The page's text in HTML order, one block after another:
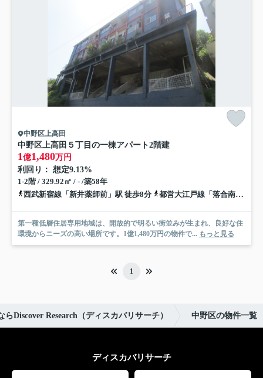
中野区上高田
中野区上高田５丁目の一棟アパート2階建
1億1,480万円
利回り： 想定9.13%
1-2階 / 329.92㎡ / - /築58年
西武新宿線「新井薬師前」駅 徒歩8分
都営大江戸線「落合南長崎」駅 徒歩13分
第一種低層住居専用地域は、開放的で明るい街並みが生まれ、良好な住
環境からニーズの高い場所です。1億1,480万円の物件で... もっと見る
1
Discover Research（ディスカバリサーチ） 中野区の物件一覧
ディスカバリサーチ